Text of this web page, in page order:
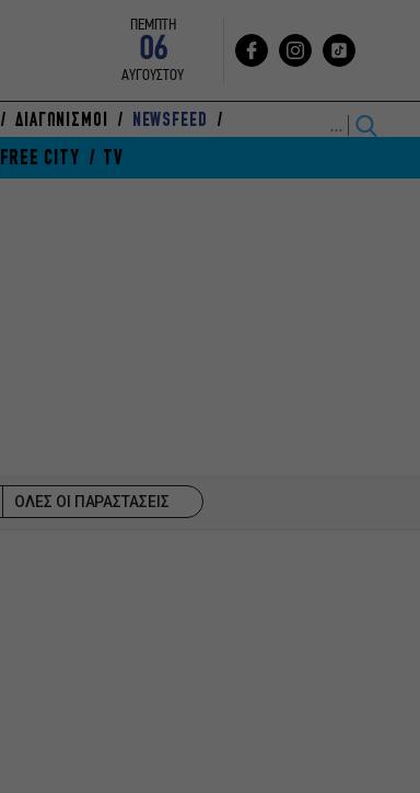
ΠΕΜΠΤΗ
06
ΑΥΓΟΥΣΤΟΥ
ΔΙΑΓΩΝΙΣΜΟΙ NEWSFEED
FREE CITY TV
ΟΛΕΣ ΟΙ ΠΑΡΑΣΤΑΣΕΙΣ